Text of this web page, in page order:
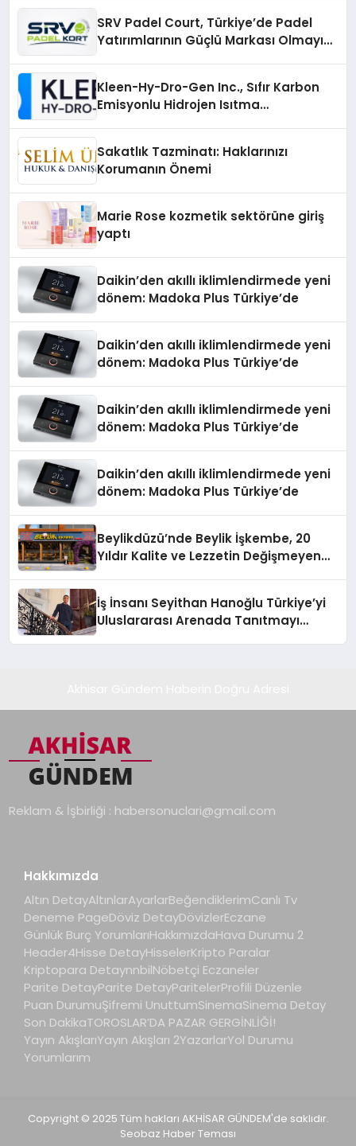
SRV Padel Court, Türkiye’de Padel
Yatırımlarının Güçlü Markası Olmayı
Kleen-Hy-Dro-Gen Inc., Sıfır Karbon
Emisyonlu Hidrojen Isıtma
Sakatlık Tazminatı: Haklarınızı
Korumanın Önemi
Marie Rose kozmetik sektörüne giriş
yaptı
Daikin’den akıllı iklimlendirmede yeni
dönem: Madoka Plus Türkiye’de
Daikin’den akıllı iklimlendirmede yeni
dönem: Madoka Plus Türkiye’de
Daikin’den akıllı iklimlendirmede yeni
dönem: Madoka Plus Türkiye’de
Daikin’den akıllı iklimlendirmede yeni
dönem: Madoka Plus Türkiye’de
Beylikdüzü’nde Beylik İşkembe, 20
Yıldır Kalite ve Lezzetin Değişmeyen
İş İnsanı Seyithan Hanoğlu Türkiye’yi
Uluslararası Arenada Tanıtmayı
Reklam & İşbirliği : habersonuclari@gmail.com
Hakkımızda
Altın DetayAltınlarAyarlarBeğendiklerimCanlı Tv
Deneme PageDöviz DetayDövizlerEczane
Günlük Burç YorumlarıHakkımızdaHava Durumu 2
Header4Hisse DetayHisselerKripto Paralar
Kriptopara DetaynnbilNöbetçi Eczaneler
Parite DetayParite DetayParitelerProfili Düzenle
Puan DurumuŞifremi UnuttumSinemaSinema Detay
Son DakikaTOROSLAR’DA PAZAR GERGİNLİĞİ!
Yayın AkışlarıYayın Akışları 2YazarlarYol Durumu
Yorumlarım
Copyright © 2025 Tüm hakları AKHİSAR GÜNDEM'de saklıdır.
Seobaz Haber Teması